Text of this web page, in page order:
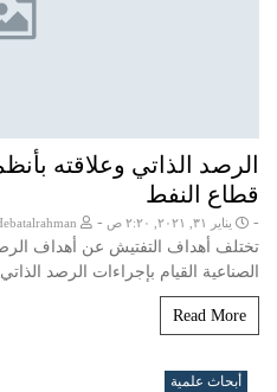
الرصد الذاتي وعلاقته
قطاع النفط
- يناير ٣١, ٢٠٢١, ٢:٢٠ ص -
تختلف أهداف التفتيش عن أهداف
الصناعية القيام بإجراءات الرصد
Read More
أبحاث علمية